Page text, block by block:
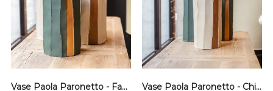
Vase Paola Paronetto - Fango - Bas
Vase Paola Paronetto - Chiara Sabbia - Bas